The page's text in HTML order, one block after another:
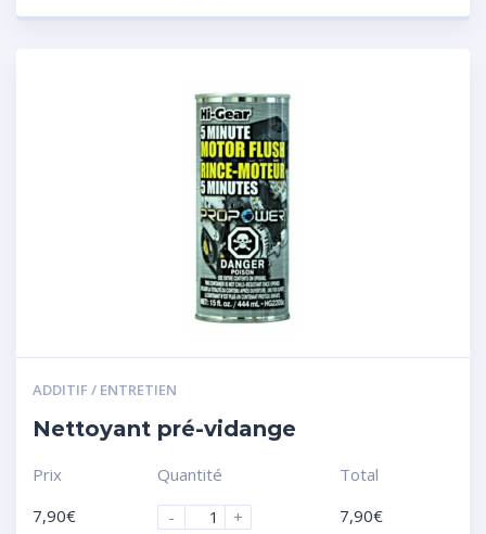
ADDITIF / ENTRETIEN
Nettoyant pré-vidange
Prix
7,90€
Quantité
-
+
Total
7,90€